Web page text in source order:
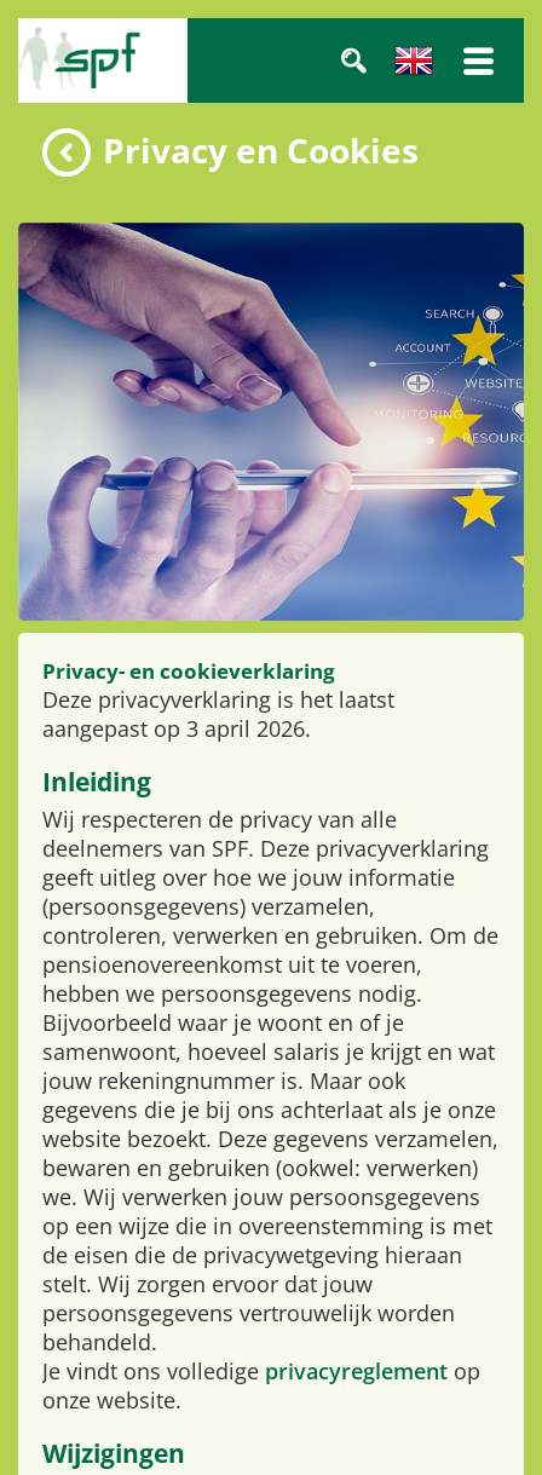
Privacy en Cookies
Privacy- en cookieverklaring
Deze privacyverklaring is het laatst
aangepast op 3 april 2026.
Inleiding
Wij respecteren de privacy van alle
deelnemers van SPF. Deze privacyverklaring
geeft uitleg over hoe we jouw informatie
(persoonsgegevens) verzamelen,
controleren, verwerken en gebruiken. Om de
pensioenovereenkomst uit te voeren,
hebben we persoonsgegevens nodig.
Bijvoorbeeld waar je woont en of je
samenwoont, hoeveel salaris je krijgt en wat
jouw rekeningnummer is. Maar ook
gegevens die je bij ons achterlaat als je onze
website bezoekt. Deze gegevens verzamelen,
bewaren en gebruiken (ookwel: verwerken)
we. Wij verwerken jouw persoonsgegevens
op een wijze die in overeenstemming is met
de eisen die de privacywetgeving hieraan
stelt. Wij zorgen ervoor dat jouw
persoonsgegevens vertrouwelijk worden
behandeld.
Je vindt ons volledige privacyreglement op
onze website.
Wijzigingen